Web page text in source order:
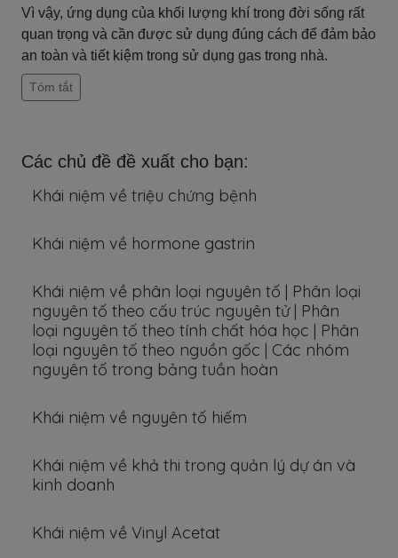
Vì vậy, ứng dụng của khối lượng khí trong đời sống rất
quan trọng và cần được sử dụng đúng cách để đảm bảo
an toàn và tiết kiệm trong sử dụng gas trong nhà.
Tóm tắt
Các chủ đề đề xuất cho bạn:
Khái niệm về triệu chứng bệnh
Khái niệm về hormone gastrin
Khái niệm về phân loại nguyên tố | Phân loại
nguyên tố theo cấu trúc nguyên tử | Phân
loại nguyên tố theo tính chất hóa học | Phân
loại nguyên tố theo nguồn gốc | Các nhóm
nguyên tố trong bảng tuần hoàn
Khái niệm về nguyên tố hiếm
Khái niệm về khả thi trong quản lý dự án và
kinh doanh
Khái niệm về Vinyl Acetat